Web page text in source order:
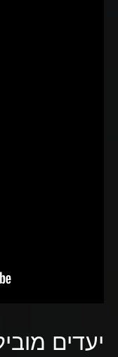
יעדים